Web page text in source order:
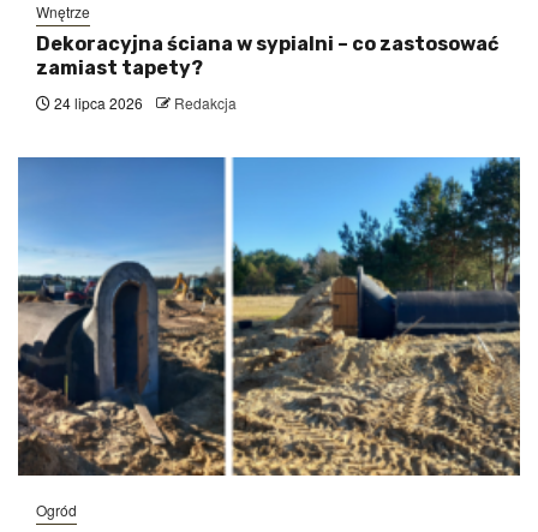
Wnętrze
Dekoracyjna ściana w sypialni – co zastosować
zamiast tapety?
24 lipca 2026 Redakcja
Ogród